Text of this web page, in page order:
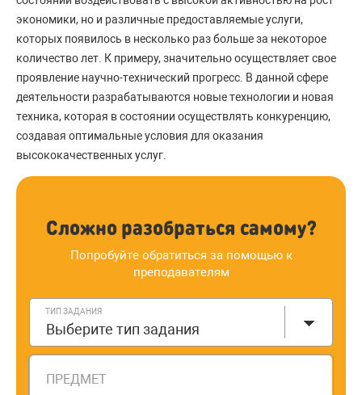
экономики, но и различные предоставляемые услуги,
которых появилось в несколько раз больше за некоторое
количество лет. К примеру, значительно осуществляет свое
проявление научно-технический прогресс. В данной сфере
деятельности разрабатываются новые технологии и новая
техника, которая в состоянии осуществлять конкуренцию,
создавая оптимальные условия для оказания
высококачественных услуг.
Сложно разобраться самому?
Попробуйте обратиться за помощью к
преподавателям
ТИП ЗАДАНИЯ
Выберите тип задания
ПРЕДМЕТ